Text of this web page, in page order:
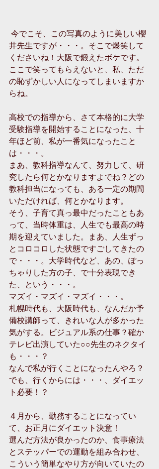
井先生ですが・・・。そこで爆笑して
くださいね！大阪で鍛えたボケです。
ここで笑ってもらえないと、私、ただ
の恥ずかしい人になってしまいますか
らね。
高校での指導から、さて本格的に大学
受験指導を開始することになった、十
年ほど前、私が一番気になったこと
は・・・。
まあ、教科指導なんて、努力して、研
究したら何とかなりますよでね？どの
教科担当になっても、ある一定の期間
いただければ、何とかなります。
そう、子育て真っ最中だったこともあ
って、当時体重は、人生でも最高の時
期を迎えていました。まあ、人生ずっ
とコロコロした状態ですごしてきたの
で・・・。大学時代など、あの、ぽっ
ちゃりした方の子、で十分表現でき
た、という・・・。
マズイ・マズイ・マズイ・・・。
札幌時代も、大阪時代も、なんだか予
備校講師って、きれいな人が多かった
気がする。ビジュアル系の仕事？確か
テレビ出演していた○○先生のネクタイ
も・・・？
なんで私が行くことになったんやろ？
でも、行くからには・・・、ダイエッ
ト必要！？
４月から、勤務することになってい
て、お正月にダイエット決意！
選んだ方法が良かったのか、食事療法
とステッパーでの運動を組み合わせ、
こういう簡単なやり方が向いていたの